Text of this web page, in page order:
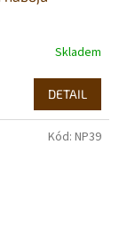
Skladem
DETAIL
Kód: NP39